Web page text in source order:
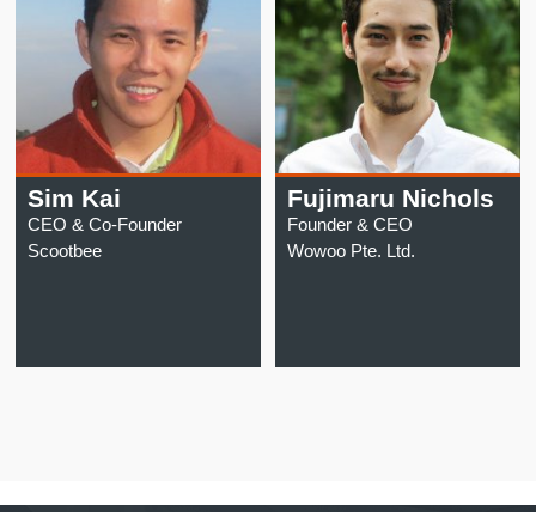
Sim Kai
CEO & Co-Founder
Scootbee
Fujimaru Nichols
Founder & CEO
Wowoo Pte. Ltd.